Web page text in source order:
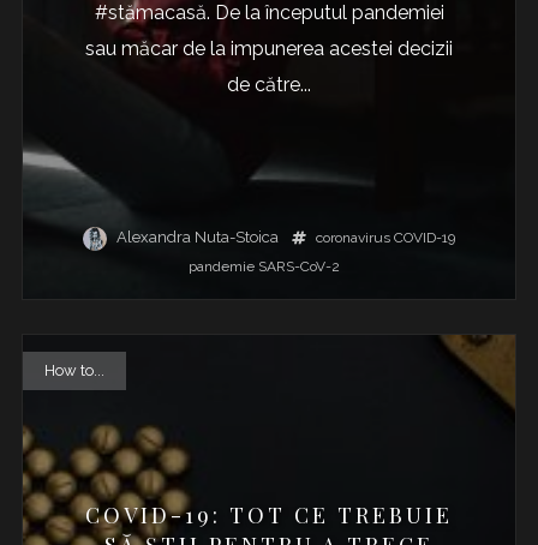
#stămacasă. De la începutul pandemiei
sau măcar de la impunerea acestei decizii
de către...
Alexandra Nuta-Stoica coronavirus COVID-19
pandemie SARS-CoV-2
How to...
COVID-19: TOT CE TREBUIE